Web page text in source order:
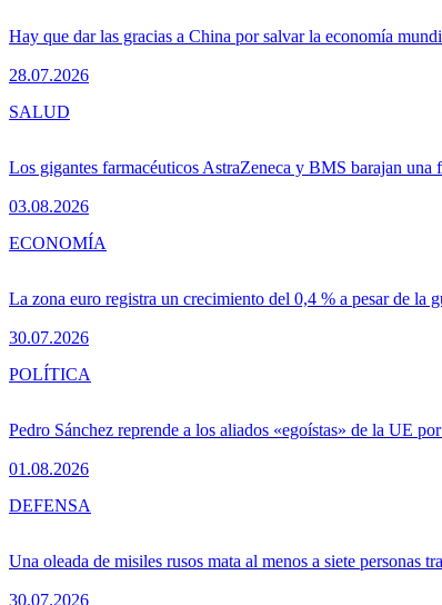
Hay que dar las gracias a China por salvar la economía
28.07.2026
Los gigantes farmacéuticos AstraZeneca y BMS barajan una
03.08.2026
SALUD
La zona euro registra un crecimiento del 0,4 % a pesar de la
30.07.2026
ECONOMÍA
Pedro Sánchez reprende a los aliados «egoístas» de la UE
01.08.2026
POLÍTICA
Una oleada de misiles rusos mata al menos a siete personas
30.07.2026
DEFENSA